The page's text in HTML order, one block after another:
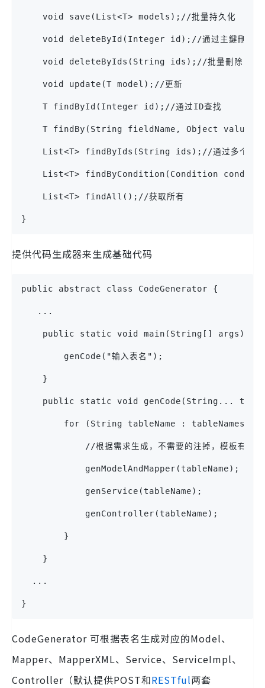
    void save(List<T> models);//批量持久化
    void deleteById(Integer id);//通过主鍵刪除
void deleteByIds(String ids);//批量刪除 eg
    void update(T model);//更新
    T findById(Integer id);//通过ID查找
T findBy(String fieldName, Object value)
List<T> findByIds(String ids);//通过多个ID
List<T> findByCondition(Condition
    List<T> findAll();//获取所有
}
提供代码生成器来生成基础代码
public abstract class CodeGenerator {
   ...
    public static void main(String[] args) {
        genCode("输入表名");
    }
public static void genCode(String...
        for (String tableName : tableNames) {
//根据需求生成，不需要的注掉，模板有问题
            genModelAndMapper(tableName);
            genService(tableName);
            genController(tableName);
        }
    }
  ...
}
CodeGenerator 可根据表名生成对应的Model、
Mapper、MapperXML、Service、ServiceImpl、
Controller（默认提供POST和RESTful两套